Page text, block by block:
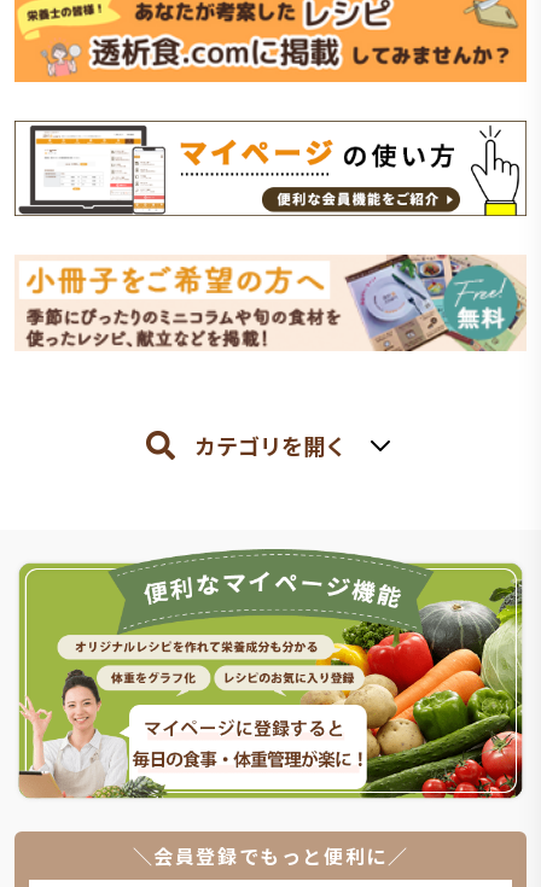
カテゴリを開く
＼会員登録でもっと便利に／